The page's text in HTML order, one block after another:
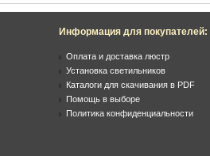
Информация для покупателей:
Оплата и доставка люстр
Установка светильников
Каталоги для скачивания в PDF
Помощь в выборе
Политика конфиденциальности